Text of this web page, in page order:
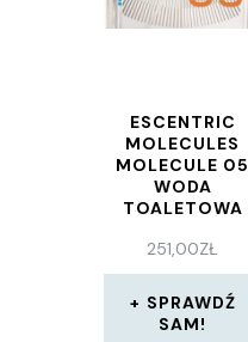
ESCENTRIC
MOLECULES
MOLECULE 05
WODA
TOALETOWA
251,00ZŁ
SPRAWDŹ
SAM!